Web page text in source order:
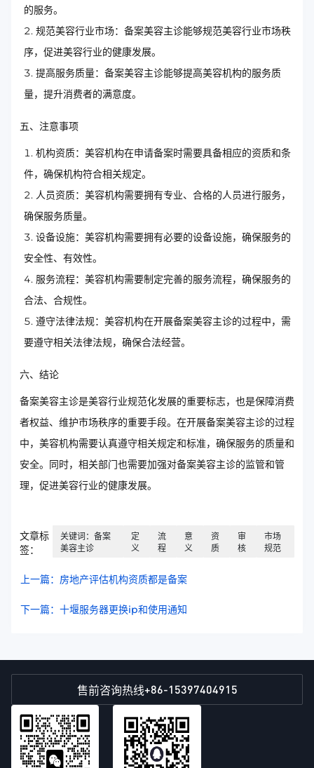
的服务。
规范美容行业市场：备案美容主诊能够规范美容行业市场秩
序，促进美容行业的健康发展。
提高服务质量：备案美容主诊能够提高美容机构的服务质
量，提升消费者的满意度。
五、注意事项
机构资质：美容机构在申请备案时需要具备相应的资质和条
件，确保机构符合相关规定。
人员资质：美容机构需要拥有专业、合格的人员进行服务，
确保服务质量。
设备设施：美容机构需要拥有必要的设备设施，确保服务的
安全性、有效性。
服务流程：美容机构需要制定完善的服务流程，确保服务的
合法、合规性。
遵守法律法规：美容机构在开展备案美容主诊的过程中，需
要遵守相关法律法规，确保合法经营。
六、结论
备案美容主诊是美容行业规范化发展的重要标志，也是保障消费
者权益、维护市场秩序的重要手段。在开展备案美容主诊的过程
中，美容机构需要认真遵守相关规定和标准，确保服务的质量和
安全。同时，相关部门也需要加强对备案美容主诊的监管和管
理，促进美容行业的健康发展。
文章标
签：
关键词：备案
美容主诊
定
义
流
程
意
义
资
质
审
核
市场
规范
上一篇：房地产评估机构资质都是备案
下一篇：十堰服务器更换ip和使用通知
售前咨询热线+86-15397404915